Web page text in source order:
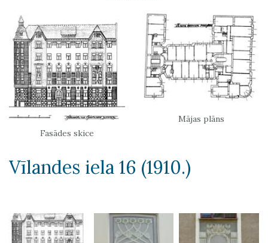
Fasādes skice
Mājas plāns
Vīlandes iela 16 (1910.)